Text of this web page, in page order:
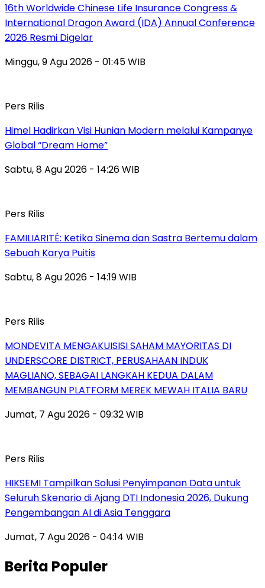
16th Worldwide Chinese Life Insurance Congress &
International Dragon Award (IDA) Annual Conference
2026 Resmi Digelar
Minggu, 9 Agu 2026 - 01:45 WIB
Pers Rilis
Himel Hadirkan Visi Hunian Modern melalui Kampanye
Global “Dream Home”
Sabtu, 8 Agu 2026 - 14:26 WIB
Pers Rilis
FAMILIARITÉ: Ketika Sinema dan Sastra Bertemu dalam
Sebuah Karya Puitis
Sabtu, 8 Agu 2026 - 14:19 WIB
Pers Rilis
MONDEVITA MENGAKUISISI SAHAM MAYORITAS DI
UNDERSCORE DISTRICT, PERUSAHAAN INDUK
MAGLIANO, SEBAGAI LANGKAH KEDUA DALAM
MEMBANGUN PLATFORM MEREK MEWAH ITALIA BARU
Jumat, 7 Agu 2026 - 09:32 WIB
Pers Rilis
HIKSEMI Tampilkan Solusi Penyimpanan Data untuk
Seluruh Skenario di Ajang DTI Indonesia 2026, Dukung
Pengembangan AI di Asia Tenggara
Jumat, 7 Agu 2026 - 04:14 WIB
Berita Populer